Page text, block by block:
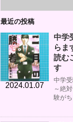
最近の投稿
2024.01.07
中学
らま
読む
す
中学
～絶
験が